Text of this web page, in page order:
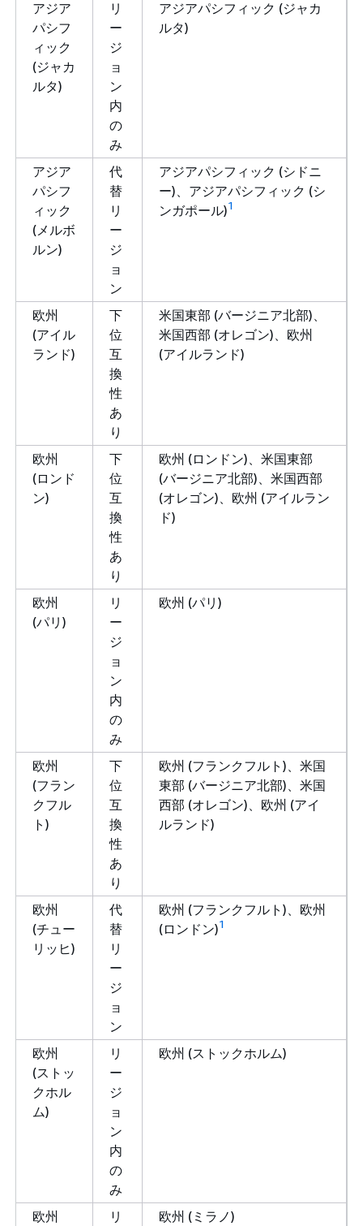
アジア
パシフ
ィック
(ジャカ
ルタ)
リ
ー
ジ
ョ
ン
内
の
み
アジアパシフィック (ジャカ
ルタ)
アジア
パシフ
ィック
(メルボ
ルン)
代
替
リ
ー
ジ
ョ
ン
アジアパシフィック (シドニ
ー)、アジアパシフィック (シ
ンガポール)1
欧州
(アイル
ランド)
下
位
互
換
性
あ
り
米国東部 (バージニア北部)、
米国西部 (オレゴン)、欧州
(アイルランド)
欧州
(ロンド
ン)
下
位
互
換
性
あ
り
欧州 (ロンドン)、米国東部
(バージニア北部)、米国西部
(オレゴン)、欧州 (アイルラン
ド)
欧州
(パリ)
リ
ー
ジ
ョ
ン
内
の
み
欧州 (パリ)
欧州
(フラン
クフル
ト)
下
位
互
換
性
あ
り
欧州 (フランクフルト)、米国
東部 (バージニア北部)、米国
西部 (オレゴン)、欧州 (アイ
ルランド)
欧州
(チュー
リッヒ)
代
替
リ
ー
ジ
ョ
ン
欧州 (フランクフルト)、欧州
(ロンドン)1
欧州
(ストッ
クホル
ム)
リ
ー
ジ
ョ
ン
内
の
み
欧州 (ストックホルム)
欧州
リ
欧州 (ミラノ)